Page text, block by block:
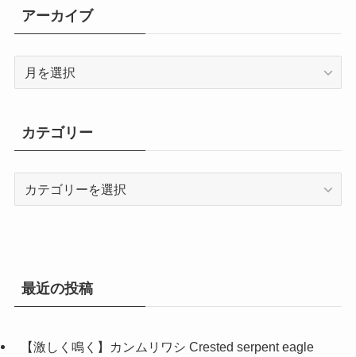
アーカイブ
ブ
カテゴリー
最近の投稿
【激しく鳴く】カンムリワシ Crested serpent eagle